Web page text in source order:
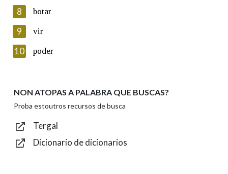
Lin e acepto as condicións da política de
Introduce o código que aparece na imaxe:
Texto de verificación
8 botar
9 vir
10 poder
NON ATOPAS A PALABRA QUE BUSCAS?
Proba estoutros recursos de busca
Tergal
Dicionario de dicionarios